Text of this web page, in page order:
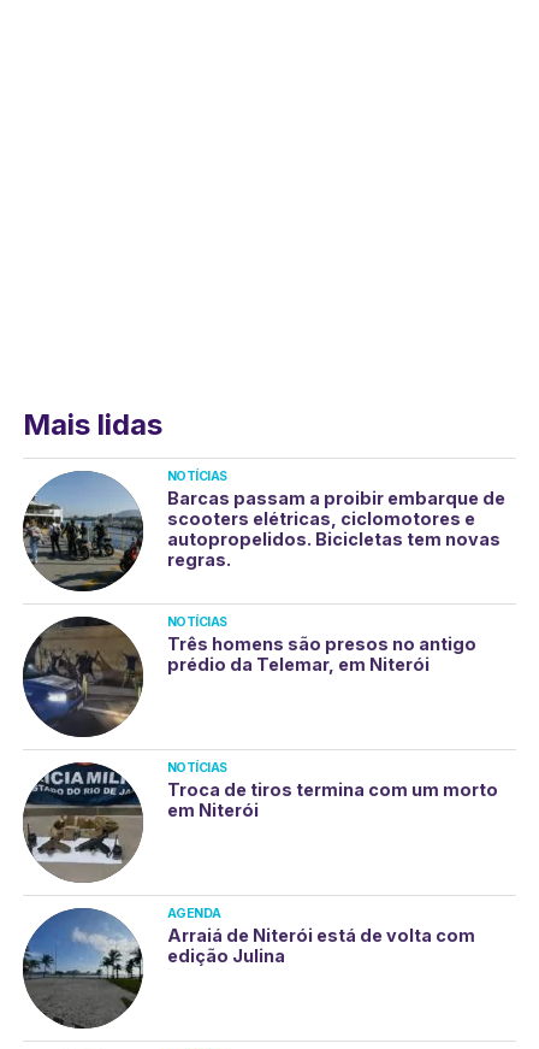
Mais lidas
NOTÍCIAS
Barcas passam a proibir embarque de
scooters elétricas, ciclomotores e
autopropelidos. Bicicletas tem novas
regras.
NOTÍCIAS
Três homens são presos no antigo
prédio da Telemar, em Niterói
NOTÍCIAS
Troca de tiros termina com um morto
em Niterói
AGENDA
Arraiá de Niterói está de volta com
edição Julina